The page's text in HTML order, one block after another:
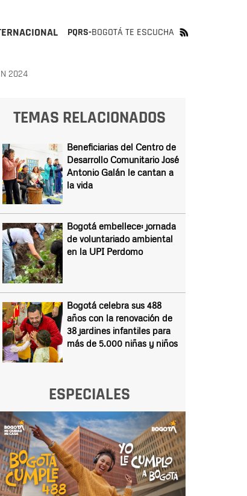
PQRS-BOGOTÁ TE ESCUCHA
2024
TEMAS RELACIONADOS
Beneficiarias del Centro de
Desarrollo Comunitario José
Antonio Galán le cantan a
la vida
Bogotá embellece: jornada
de voluntariado ambiental
en la UPI Perdomo
Bogotá celebra sus 488
años con la renovación de
38 jardines infantiles para
más de 5.000 niñas y niños
ESPECIALES